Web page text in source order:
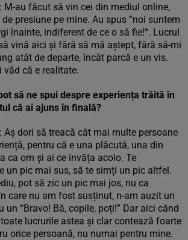
: M-au făcut să vin cei din mediul online,
presiune pe mine. Au spus “noi suntem
înainte, indiferent de ce o să fie!“. Lucrul
vină aici și fără să mă aștept, fără să-mi
atât de departe, încât parcă e un vis.
văd că e realitate.
să ne spui despre experiența trăită în
că ai ajuns în finală?
: Aș dori să treacă cât mai multe persoane
pentru că e una plăcută, una din
ca om și ai ce învăța acolo. Te
un pic mai sus, să te simți un pic altfel.
pot să zic un pic mai jos, nu ca
care nu am fost susținut, n-am auzit un
“Bravo! Bă, copile, poți!” Dar aici când
lucrurile astea și clar contează foarte
orice persoană, nu numai pentru mine.